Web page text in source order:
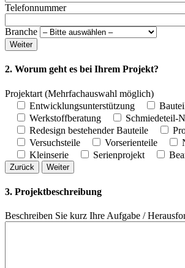
Telefonnummer
Branche
Weiter
2. Worum geht es bei Ihrem Projekt?
Projektart (Mehrfachauswahl möglich)
Entwicklungsunterstützung
Werkstoffberatung
Schmiedeteil-
Redesign bestehender Bauteile
Versuchsteile
Vorserienteile
Kleinserie
Serienprojekt
Zurück Weiter
3. Projektbeschreibung
Beschreiben Sie kurz Ihre Aufgabe /